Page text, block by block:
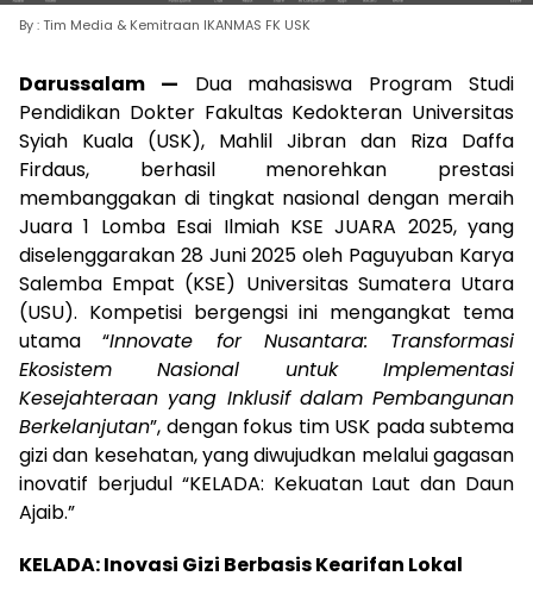
By : Tim Media & Kemitraan IKANMAS FK USK
Darussalam — Dua mahasiswa Program Studi
Pendidikan Dokter Fakultas Kedokteran Universitas
Syiah Kuala (USK), Mahlil Jibran dan Riza Daffa
Firdaus, berhasil menorehkan prestasi
membanggakan di tingkat nasional dengan meraih
Juara 1 Lomba Esai Ilmiah KSE JUARA 2025, yang
diselenggarakan 28 Juni 2025 oleh Paguyuban Karya
Salemba Empat (KSE) Universitas Sumatera Utara
(USU). Kompetisi bergengsi ini mengangkat tema
utama “Innovate for Nusantara: Transformasi
Ekosistem Nasional untuk Implementasi
Kesejahteraan yang Inklusif dalam Pembangunan
Berkelanjutan”, dengan fokus tim USK pada subtema
gizi dan kesehatan, yang diwujudkan melalui gagasan
inovatif berjudul “KELADA: Kekuatan Laut dan Daun
Ajaib.”
KELADA: Inovasi Gizi Berbasis Kearifan Lokal